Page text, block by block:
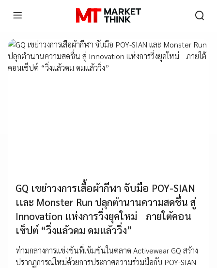
GQ เขย่าวงการเสื้อผ้ากีฬา จับมือ POY-SIAN
เเละ Monster Run ปลุกตำนานความสดชื่น สู่
Innovation แห่งการวิ่งยุคใหม่ ภายใต้คอน
เซ็ปต์ “วิ่งแล้วดม ดมแล้ววิ่ง”
ท่ามกลางการแข่งขันที่เข้มข้นในตลาด Activewear GQ สร้าง
ปรากฏการณ์ใหม่ด้วยการประกาศความร่วมมือกับ POY-SIAN